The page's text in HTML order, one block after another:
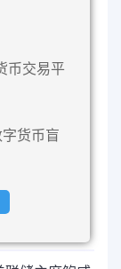
币交易平
货币盲